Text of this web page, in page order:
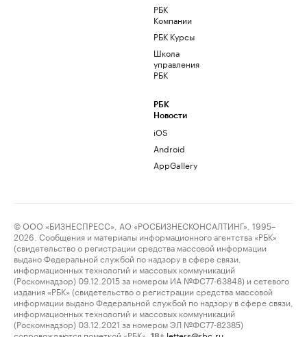
РБК
Компании
РБК Курсы
Школа
управления
РБК
РБК
Новости
iOS
Android
AppGallery
© ООО «БИЗНЕСПРЕСС», АО «РОСБИЗНЕСКОНСАЛТИНГ», 1995–
2026. Сообщения и материалы информационного агентства «РБК»
(свидетельство о регистрации средства массовой информации
выдано Федеральной службой по надзору в сфере связи,
информационных технологий и массовых коммуникаций
(Роскомнадзор) 09.12.2015 за номером ИА №ФС77-63848) и сетевого
издания «РБК» (свидетельство о регистрации средства массовой
информации выдано Федеральной службой по надзору в сфере связи,
информационных технологий и массовых коммуникаций
(Роскомнадзор) 03.12.2021 за номером ЭЛ №ФС77-82385)